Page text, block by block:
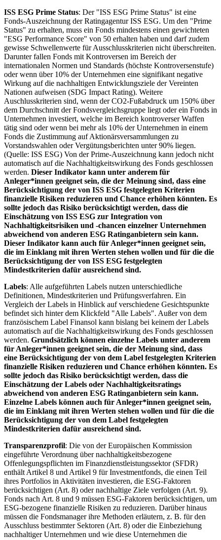
ISS ESG Prime Status: Der "ISS ESG Prime Status" ist eine
Fonds-Auszeichnung der Ratingagentur ISS ESG. Um den "Prime
Status" zu erhalten, muss ein Fonds mindestens einen gewichteten
"ESG Performance Score" von 50 erhalten haben und darf zudem
gewisse Schwellenwerte für Ausschlusskriterien nicht überschreiten.
Darunter fallen Fonds mit Kontroversen im Bereich der
internationalen Normen und Standards (höchste Kontroversenstufe)
oder wenn über 10% der Unternehmen eine signifikant negative
Wirkung auf die nachhaltigen Entwicklungsziele der Vereinten
Nationen aufweisen (SDG Impact Rating). Weitere
Auschlusskriterien sind, wenn der CO2-Fußabdruck um 150% über
dem Durchschnitt der Fondsvergleichsgruppe liegt oder ein Fonds in
Unternehmen investiert, welche im Bereich kontroverser Waffen
tätig sind oder wenn bei mehr als 10% der Unternehmen in einem
Fonds die Zustimmung auf Aktionärsversammlungen zu
Vorstandswahlen oder Vergütungsberichten unter 90% liegen.
(Quelle: ISS ESG) Von der Prime-Auszeichnung kann jedoch nicht
automatisch auf die Nachhaltigkeitswirkung des Fonds geschlossen
werden. Dieser Indikator kann unter anderem für
Anleger*innen geeignet sein, die der Meinung sind, dass eine
Berücksichtigung der von ISS ESG festgelegten Kriterien
finanzielle Risiken reduzieren und Chance erhöhen könnten. Es
sollte jedoch das Risiko berücksichtigt werden, dass die
Einschätzung von ISS ESG zur Integration von
Nachhaltigkeitsrisiken und -chancen einzelner Unternehmen
abweichend von anderen ESG Ratinganbietern sein kann.
Dieser Indikator kann auch für Anleger*innen geeignet sein,
die im Einklang mit ihren Werten stehen wollen und für die die
Berücksichtigung der von ISS ESG festgelegten
Mindestkriterien dafür ausreichend sind.
Labels: Alle aufgeführten Labels nutzen unterschiedliche
Definitionen, Mindestkriterien und Prüfungsverfahren. Ein
Vergleich der Labels in Hinblick auf verschiedene Gesichtspunkte
befindet sich hinter dem Klickfeld "Alle Labels". Außer von dem
französischem Label Finansol kann bislang bei keinem der Labels
automatisch auf die Nachhaltigkeitswirkung des Fonds geschlossen
werden. Grundsätzlich können einzelne Labels unter anderem
für Anleger*innen geeignet sein, die der Meinung sind, dass
eine Berücksichtigung der von dem Label festgelegten Kriterien
finanzielle Risiken reduzieren und Chance erhöhen könnten. Es
sollte jedoch das Risiko berücksichtigt werden, dass die
Einschätzung der Labels oder Nachhaltigkeitsratings
abweichend von anderen ESG Ratinganbietern sein kann.
Einzelne Labels können auch für Anleger*innen geeignet sein,
die im Einklang mit ihren Werten stehen wollen und für die die
Berücksichtigung der von dem Label festgelegten
Mindestkriterien dafür ausreichend sind.
Transparenzprofil: Die von der Europäischen Kommission
eingeführte Verordnung über nachhaltigkeitsbezogene
Offenlegungspflichten im Finanzdienstleistungssektor (SFDR)
enthält Artikel 8 und Artikel 9 für Investmentfonds, die einen Teil
ihres Portfolios in Aktivitäten investieren, die ESG-Faktoren
berücksichtigen (Art. 8) oder nachhaltige Ziele verfolgen (Art. 9).
Fonds nach Art. 8 und 9 müssen ESG-Faktoren berücksichtigen, um
ESG-bezogene finanzielle Risiken zu reduzieren. Darüber hinaus
müssen die Fondsmanager ihre Methoden erläutern, z. B. für den
Ausschluss bestimmter Sektoren (Art. 8) oder die Einbeziehung
nachhaltiger Unternehmen und wie diese Unternehmen die